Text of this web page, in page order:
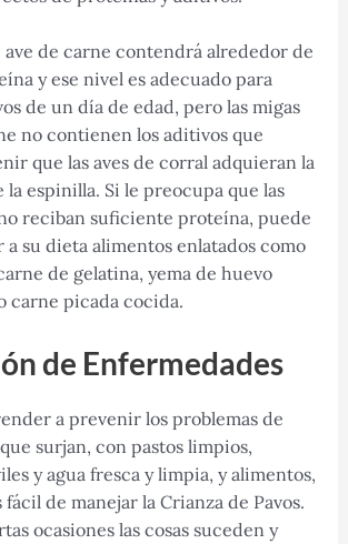
de carne contendrá alrededor de
y ese nivel es adecuado para
de un día de edad, pero las migas
no contienen los aditivos que
que las aves de corral adquieran la
espinilla. Si le preocupa que las
reciban suficiente proteína, puede
a su dieta alimentos enlatados como
de gelatina, yema de huevo
carne picada cocida.
de Enfermedades
a prevenir los problemas de
surjan, con pastos limpios,
y agua fresca y limpia, y alimentos,
fácil de manejar la Crianza de Pavos.
ocasiones las cosas suceden y